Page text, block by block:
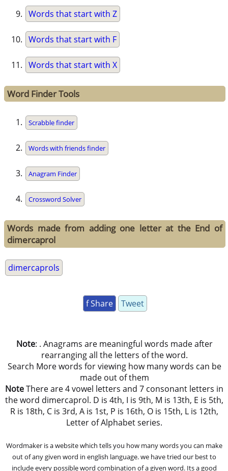
Words that start with Z
Words that start with F
Words that start with X
Word Finder Tools
Scrabble finder
Words with friends finder
Anagram Finder
Crossword Solver
Words made from adding one letter at the End of
dimercaprol
dimercaprols
f Share Tweet
Note: . Anagrams are meaningful words made after
rearranging all the letters of the word.
Search More words for viewing how many words can be
made out of them
NoteThere are 4 vowel letters and 7 consonant letters in
the word dimercaprol. D is 4th, I is 9th, M is 13th, E is 5th,
R is 18th, C is 3rd, A is 1st, P is 16th, O is 15th, L is 12th,
Letter of Alphabet series.
Wordmaker is a website which tells you how many words you can make
out of any given word in english language. we have tried our best to
include every possible word combination of a given word. Its a good